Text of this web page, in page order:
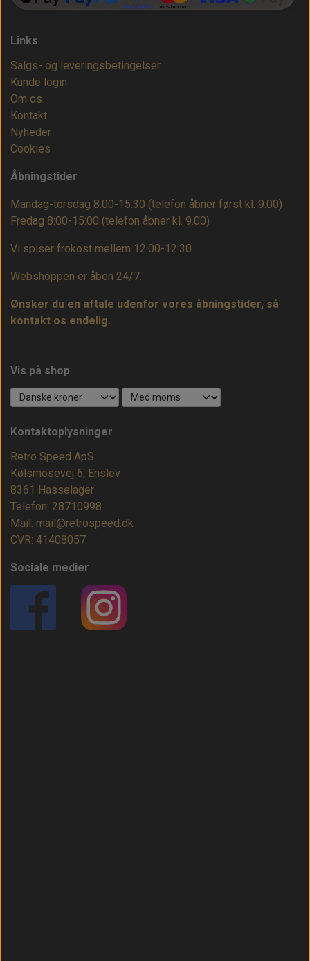
Links
Salgs- og leveringsbetingelser
Kunde login
Om os
Kontakt
Nyheder
Cookies
Åbningstider
Mandag-torsdag 8:00-15:30 (telefon åbner først kl. 9.00)
Fredag 8:00-15:00 (telefon åbner kl. 9.00)
Vi spiser frokost mellem 12.00-12.30.
Webshoppen er åben 24/7.
Ønsker du en aftale udenfor vores åbningstider, så
kontakt os endelig.
Vis på shop
Kontaktoplysninger
Retro Speed ApS
Kølsmosevej 6, Enslev
8361 Hasselager
Telefon: 28710998
Mail: mail@retrospeed.dk
CVR: 41408057
Sociale medier